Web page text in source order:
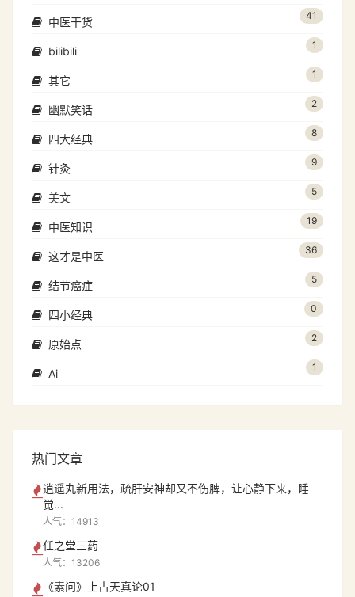
中医干货 41
bilibili 1
其它 1
幽默笑话 2
四大经典 8
针灸 9
美文 5
中医知识 19
这才是中医 36
结节癌症 5
四小经典 0
原始点 2
Ai 1
热门文章
逍遥丸新用法，疏肝安神却又不伤脾，让心静下来，睡
觉...
人气：14913
任之堂三药
人气：13206
《素问》上古天真论01